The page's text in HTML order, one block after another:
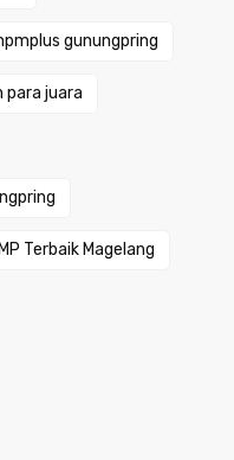
gunungpring
para juara
Terbaik Magelang